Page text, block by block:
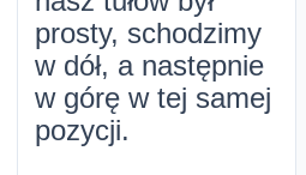
prosty, schodzimy
w dół, a następnie
w górę w tej samej
pozycji.